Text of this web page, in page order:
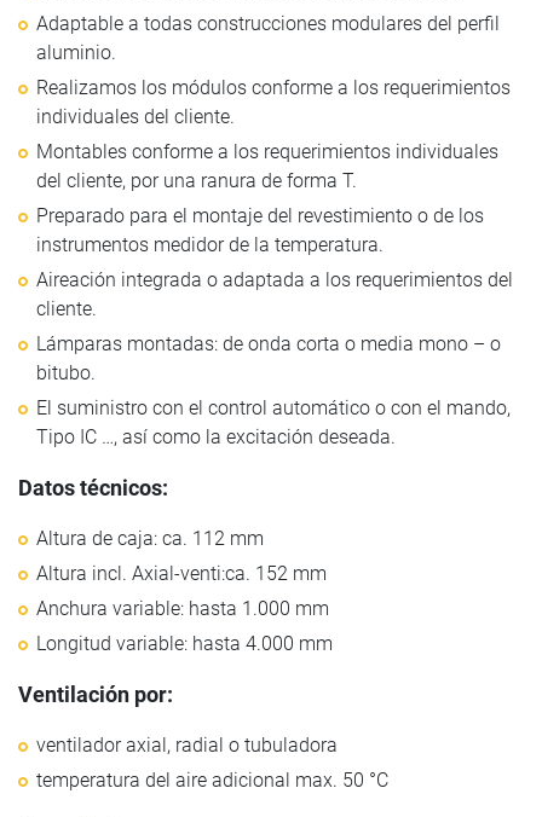
Adaptable a todas construcciones modulares del perfil
aluminio.
Realizamos los módulos conforme a los requerimientos
individuales del cliente.
Montables conforme a los requerimientos individuales
del cliente, por una ranura de forma T.
Preparado para el montaje del revestimiento o de los
instrumentos medidor de la temperatura.
Aireación integrada o adaptada a los requerimientos del
cliente.
Lámparas montadas: de onda corta o media mono – o
bitubo.
El suministro con el control automático o con el mando,
Tipo IC …, así­ como la excitación deseada.
Datos técnicos:
Altura de caja: ca. 112 mm
Altura incl. Axial-venti:ca. 152 mm
Anchura variable: hasta 1.000 mm
Longitud variable: hasta 4.000 mm
Ventilación por:
ventilador axial, radial o tubuladora
temperatura del aire adicional max. 50 °C